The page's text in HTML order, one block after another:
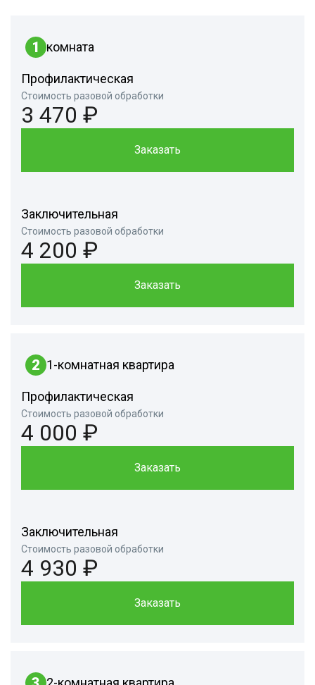
1 комната
Профилактическая
Стоимость разовой обработки
3 470 ₽
Заказать
Заключительная
Стоимость разовой обработки
4 200 ₽
Заказать
2 1-комнатная квартира
Профилактическая
Стоимость разовой обработки
4 000 ₽
Заказать
Заключительная
Стоимость разовой обработки
4 930 ₽
Заказать